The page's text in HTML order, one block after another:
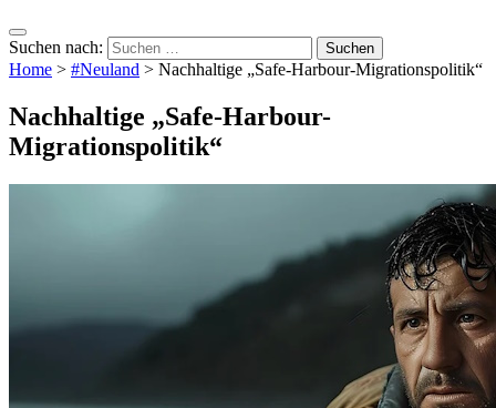
Suchen nach:
Home > #Neuland > Nachhaltige „Safe-Harbour-Migrationspolitik“
Nachhaltige „Safe-Harbour-
Migrationspolitik“